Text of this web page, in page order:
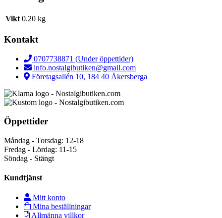
Vikt 0.20 kg
Kontakt
0707738871 (Under öppettider)
info.nostalgibutiken@gmail.com
Företagsallén 10, 184 40 Åkersberga
Öppettider
Måndag - Torsdag: 12-18
Fredag - Lördag: 11-15
Söndag - Stängt
Kundtjänst
Mitt konto
Mina beställningar
Allmänna villkor